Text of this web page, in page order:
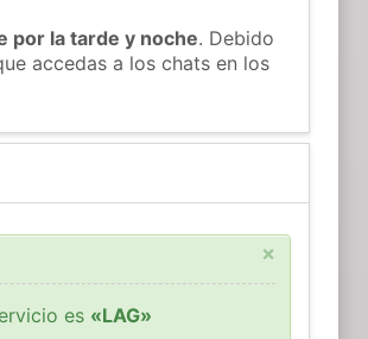
por la tarde y noche. Debido
accedas a los chats en los
×
es «LAG»